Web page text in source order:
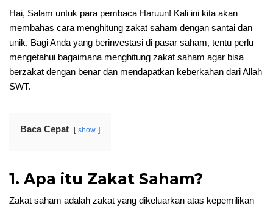
Hai, Salam untuk para pembaca Haruun! Kali ini kita akan
membahas cara menghitung zakat saham dengan santai dan
unik. Bagi Anda yang berinvestasi di pasar saham, tentu perlu
mengetahui bagaimana menghitung zakat saham agar bisa
berzakat dengan benar dan mendapatkan keberkahan dari Allah
SWT.
Baca Cepat show
1. Apa itu Zakat Saham?
Zakat saham adalah zakat yang dikeluarkan atas kepemilikan